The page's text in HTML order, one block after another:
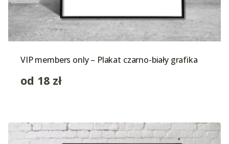
VIP members only – Plakat czarno-biały grafika
od 18 zł